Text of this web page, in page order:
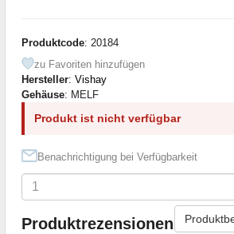
Produktcode: 20184
zu Favoriten hinzufügen
Hersteller: Vishay
Gehäuse: MELF
Produkt ist nicht verfügbar
Benachrichtigung bei Verfügbarkeit
Produktrezensionen